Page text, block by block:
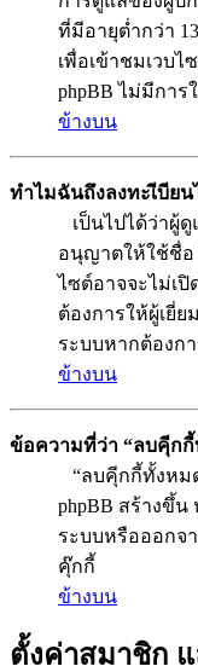
ที่มีอายุต่ำกว่า
เพื่อเข้าชมเวบ
phpBB ไม่มีกา
ข้างบน
ทำไมฉันถึงลงทะเีบียน
เป็นไปได้ว่าผู้ดู
อนุญาตให้ใช้ชื่อ
ไซต์อาจจะไม่เ
ต้องการให้ผู้เยี่
ระบบหากต้องก
ข้างบน
ข้อความที่ว่า “ลบคุีกกี้
“ลบคุีกกี้ทั้งหม
phpBB สร้างขึ้
ระบบหรือออกจ
คุ๊กกี้
ข้างบน
ตั้งค่าสมาชิก